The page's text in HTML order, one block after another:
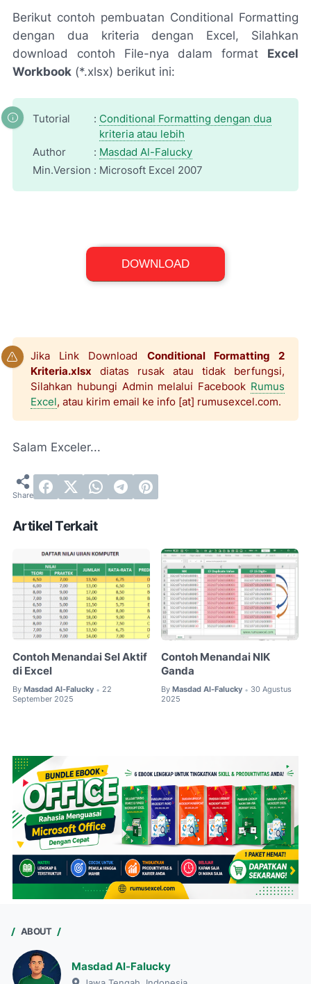
Berikut contoh pembuatan Conditional Formatting
dengan dua kriteria dengan Excel, Silahkan
download contoh File-nya dalam format Excel
Workbook (*.xlsx) berikut ini:
Tutorial : Conditional Formatting dengan dua
kriteria atau lebih
Author
: Masdad Al-Falucky
Min.Version : Microsoft Excel 2007
DOWNLOAD
File Size: 10,1 KB
Excel Workbook (*.xlsx)
Jika Link Download Conditional Formatting 2
Kriteria.xlsx diatas rusak atau tidak berfungsi,
Silahkan hubungi Admin melalui Facebook Rumus
Excel, atau kirim email ke info [at] rumusexcel.com.
Salam Exceler...
Artikel Terkait
Contoh Menandai Sel Aktif
di Excel
By Masdad Al-Falucky • 22
September 2025
Contoh Menandai NIK
Ganda
By Masdad Al-Falucky • 30 Agustus
2025
ABOUT
Masdad Al-Falucky